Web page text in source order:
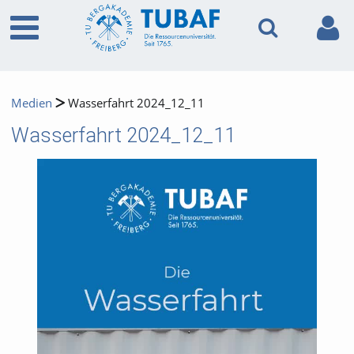
Medien Wasserfahrt 2024_12_11
Wasserfahrt 2024_12_11